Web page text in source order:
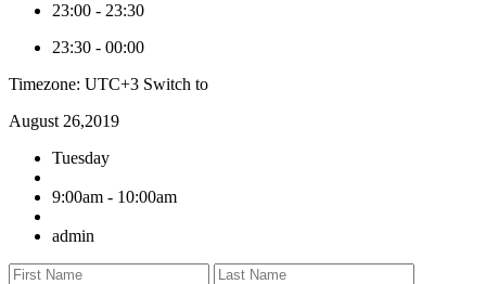
23:00 - 23:30
23:30 - 00:00
Timezone: UTC+3 Switch to
August 26,2019
Tuesday
9:00am - 10:00am
admin